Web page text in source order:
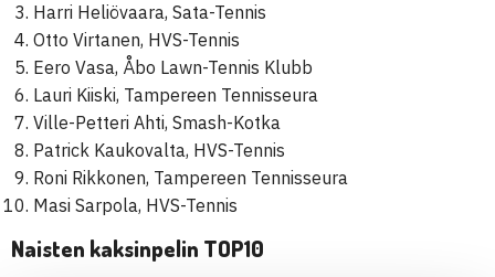
Harri Heliövaara, Sata-Tennis
Otto Virtanen, HVS-Tennis
Eero Vasa, Åbo Lawn-Tennis Klubb
Lauri Kiiski, Tampereen Tennisseura
Ville-Petteri Ahti, Smash-Kotka
Patrick Kaukovalta, HVS-Tennis
Roni Rikkonen, Tampereen Tennisseura
Masi Sarpola, HVS-Tennis
Naisten kaksinpelin TOP10